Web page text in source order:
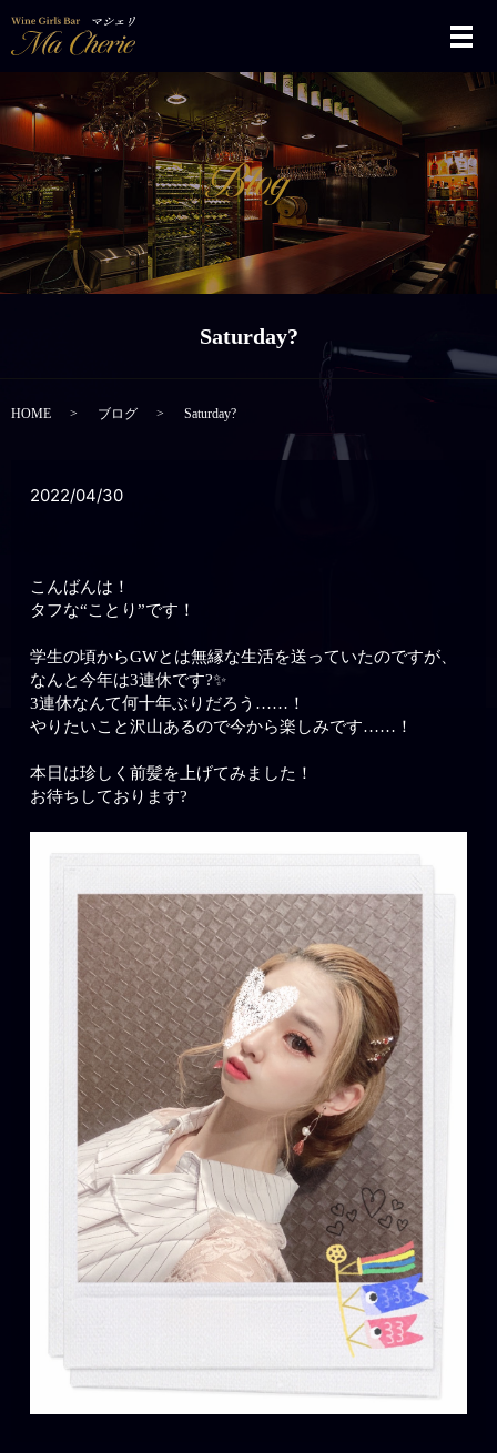
メ
Saturday?
HOME ブログ Saturday?
2022/04/30
こんばんは！
タフな“ことり”です！
学生の頃からGWとは無縁な生活を送っていたのですが、
なんと今年は3連休です?✨
3連休なんて何十年ぶりだろう……！
やりたいこと沢山あるので今から楽しみです……！
本日は珍しく前髪を上げてみました！
お待ちしております?